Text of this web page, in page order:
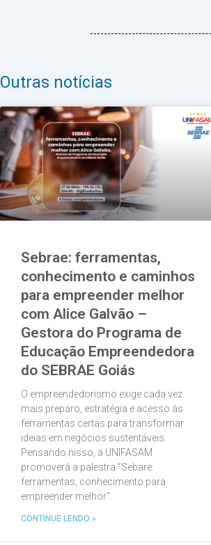
Outras notícias
Sebrae: ferramentas,
conhecimento e caminhos
para empreender melhor
com Alice Galvão –
Gestora do Programa de
Educação Empreendedora
do SEBRAE Goiás
O empreendedorismo exige cada vez
mais preparo, estratégia e acesso às
ferramentas certas para transformar
ideias em negócios sustentáveis.
Pensando nisso, a UNIFASAM
promoverá a palestra ”Sebare:
ferramentas, conhecimento para
empreender melhor”.
CONTINUE LENDO »